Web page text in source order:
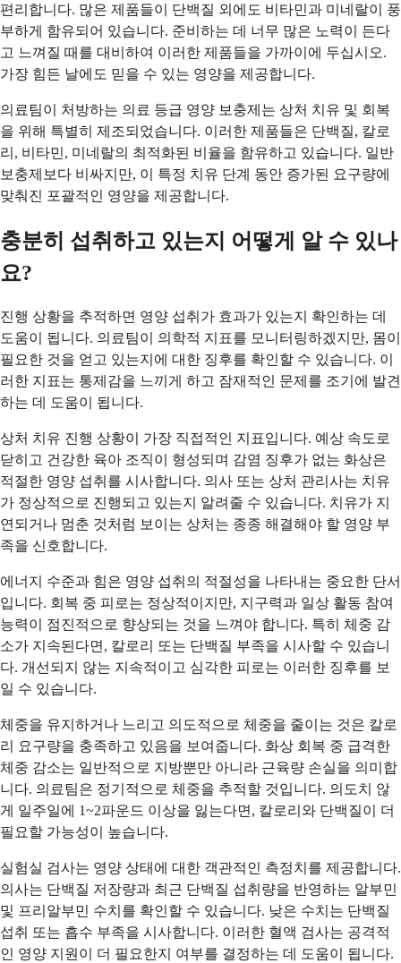
편리합니다. 많은 제품들이 단백질 외에도 비타민과 미네랄이 풍
부하게 함유되어 있습니다. 준비하는 데 너무 많은 노력이 든다
고 느껴질 때를 대비하여 이러한 제품들을 가까이에 두십시오.
가장 힘든 날에도 믿을 수 있는 영양을 제공합니다.
의료팀이 처방하는 의료 등급 영양 보충제는 상처 치유 및 회복
을 위해 특별히 제조되었습니다. 이러한 제품들은 단백질, 칼로
리, 비타민, 미네랄의 최적화된 비율을 함유하고 있습니다. 일반
보충제보다 비싸지만, 이 특정 치유 단계 동안 증가된 요구량에
맞춰진 포괄적인 영양을 제공합니다.
충분히 섭취하고 있는지 어떻게 알 수 있나
요?
진행 상황을 추적하면 영양 섭취가 효과가 있는지 확인하는 데
도움이 됩니다. 의료팀이 의학적 지표를 모니터링하겠지만, 몸이
필요한 것을 얻고 있는지에 대한 징후를 확인할 수 있습니다. 이
러한 지표는 통제감을 느끼게 하고 잠재적인 문제를 조기에 발견
하는 데 도움이 됩니다.
상처 치유 진행 상황이 가장 직접적인 지표입니다. 예상 속도로
닫히고 건강한 육아 조직이 형성되며 감염 징후가 없는 화상은
적절한 영양 섭취를 시사합니다. 의사 또는 상처 관리사는 치유
가 정상적으로 진행되고 있는지 알려줄 수 있습니다. 치유가 지
연되거나 멈춘 것처럼 보이는 상처는 종종 해결해야 할 영양 부
족을 신호합니다.
에너지 수준과 힘은 영양 섭취의 적절성을 나타내는 중요한 단서
입니다. 회복 중 피로는 정상적이지만, 지구력과 일상 활동 참여
능력이 점진적으로 향상되는 것을 느껴야 합니다. 특히 체중 감
소가 지속된다면, 칼로리 또는 단백질 부족을 시사할 수 있습니
다. 개선되지 않는 지속적이고 심각한 피로는 이러한 징후를 보
일 수 있습니다.
체중을 유지하거나 느리고 의도적으로 체중을 줄이는 것은 칼로
리 요구량을 충족하고 있음을 보여줍니다. 화상 회복 중 급격한
체중 감소는 일반적으로 지방뿐만 아니라 근육량 손실을 의미합
니다. 의료팀은 정기적으로 체중을 추적할 것입니다. 의도치 않
게 일주일에 1~2파운드 이상을 잃는다면, 칼로리와 단백질이 더
필요할 가능성이 높습니다.
실험실 검사는 영양 상태에 대한 객관적인 측정치를 제공합니다.
의사는 단백질 저장량과 최근 단백질 섭취량을 반영하는 알부민
및 프리알부민 수치를 확인할 수 있습니다. 낮은 수치는 단백질
섭취 또는 흡수 부족을 시사합니다. 이러한 혈액 검사는 공격적
인 영양 지원이 더 필요한지 여부를 결정하는 데 도움이 됩니다.